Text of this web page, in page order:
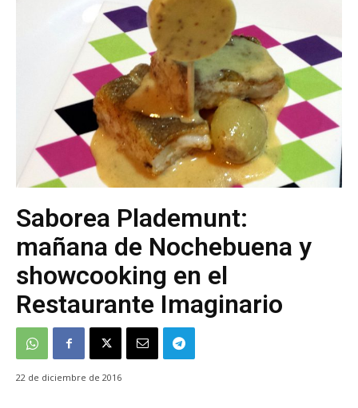
Saborea Plademunt:
mañana de Nochebuena y
showcooking en el
Restaurante Imaginario
22 de diciembre de 2016